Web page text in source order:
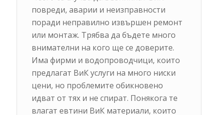
повреди, аварии и неизправности
поради неправилно извършен ремонт
или монтаж. Трябва да бъдете много
внимателни на кого ще се доверите.
Има фирми и водопроводчици, които
предлагат ВиК услуги на много ниски
цени, но проблемите обикновено
идват от тях и не спират. Понякога те
влагат евтини ВиК материали, които